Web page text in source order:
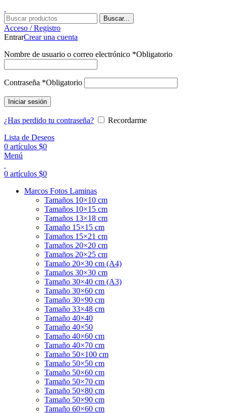
Buscar...
Acceso / Registro
EntrarCrear una cuenta
Nombre de usuario o correo electrónico *Obligatorio
Contraseña *Obligatorio
Iniciar sesión
¿Has perdido tu contraseña?
Recordarme
Lista de Deseos
0 artículos $0
Menú
0 artículos $0
Marcos Fotos Laminas
Tamaños 10×10 cm
Tamaños 10×15 cm
Tamaños 13×18 cm
Tamaño 15×15 cm
Tamaños 15×21 cm
Tamaños 20×20 cm
Tamaños 20×25 cm
Tamaño 20×30 cm (A4)
Tamaños 30×30 cm
Tamaño 30×40 cm (A3)
Tamaño 30×60 cm
Tamaño 30×90 cm
Tamaño 33×48 cm
Tamaño 40×40
Tamaño 40×50
Tamaño 40×60 cm
Tamaño 40×70 cm
Tamaño 50×100 cm
Tamaño 50×50 cm
Tamaño 50×60 cm
Tamaño 50×70 cm
Tamaño 50×80 cm
Tamaño 50×90 cm
Tamaño 60×60 cm